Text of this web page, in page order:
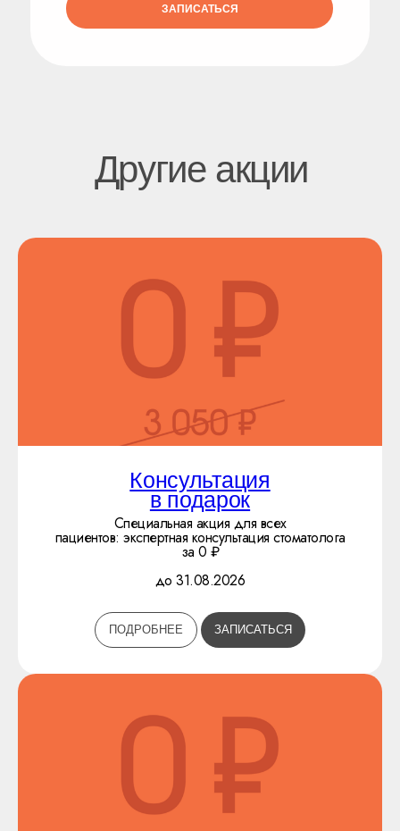
ЗАПИСАТЬСЯ
Консультация
в подарок
Специальная акция для всех
пациентов: экспертная консультация стоматолога
за 0 ₽
до 31.08.2026
ПОДРОБНЕЕ ЗАПИСАТЬСЯ